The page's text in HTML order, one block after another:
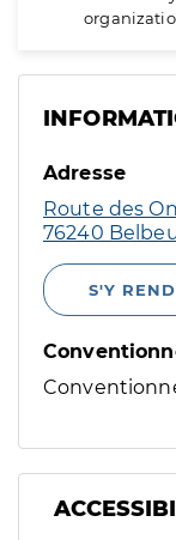
Adresse
Route des
76240
S'Y